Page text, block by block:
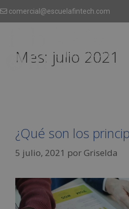
comercial@escuelafintech.com
Mes: julio 2021
¿Qué son los
5 julio, 2021 por Griselda